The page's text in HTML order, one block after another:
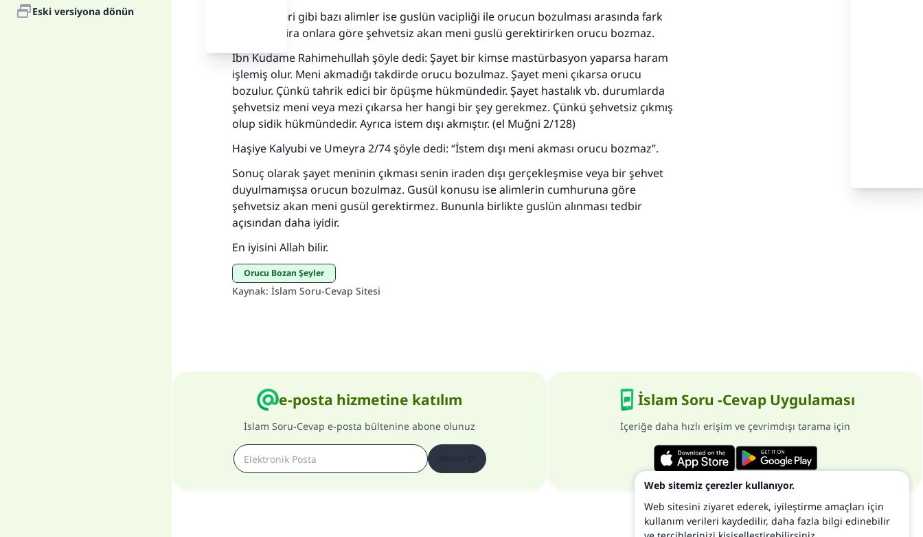
Eski versiyona dönün
Şafii alimleri gibi bazı alimler ise guslün vacipliği ile orucun bozulması arasında fark
görürler. Zira onlara göre şehvetsiz akan meni guslü gerektirirken orucu bozmaz.
İbn Kudame Rahimehullah şöyle dedi: Şayet bir kimse mastürbasyon yaparsa haram
işlemiş olur. Meni akmadığı takdirde orucu bozulmaz. Şayet meni çıkarsa orucu
bozulur. Çünkü tahrik edici bir öpüşme hükmündedir. Şayet hastalık vb. durumlarda
şehvetsiz meni veya mezi çıkarsa her hangi bir şey gerekmez. Çünkü şehvetsiz çıkmış
olup sidik hükmündedir. Ayrıca istem dışı akmıştır. (el Muğni 2/128)
Haşiye Kalyubi ve Umeyra 2/74 şöyle dedi: “İstem dışı meni akması orucu bozmaz”.
Sonuç olarak şayet meninin çıkması senin iraden dışı gerçekleşmise veya bir şehvet
duyulmamışsa orucun bozulmaz. Gusül konusu ise alimlerin cumhuruna göre
şehvetsiz akan meni gusül gerektirmez. Bununla birlikte guslün alınması tedbir
açısından daha iyidir.
En iyisini Allah bilir.
Orucu Bozan Şeyler
Kaynak: İslam Soru-Cevap Sitesi
e-posta hizmetine katılım
İslam Soru-Cevap e-posta bültenine abone olunuz
İslam Soru -Cevap Uygulaması
İçeriğe daha hızlı erişim ve çevrimdışı tarama için
110845 Nolu Cevap, bir evliliği kurtardı.
Ümmete cevapları ulaştırmak için bizi destekle
Rasulullah ﷺ şöyle dedi:
Her kim bir hayra yol gösterirse , hayrı yapan kişinin sevabı kadar
ona sevap yazılır.
(MUSLIM 1893)
Şimdi katkı yapın!
Web sitemiz çerezler kullanıyor.
Web sitesini ziyaret ederek, iyileştirme amaçları için
kullanım verileri kaydedilir, daha fazla bilgi edinebilir